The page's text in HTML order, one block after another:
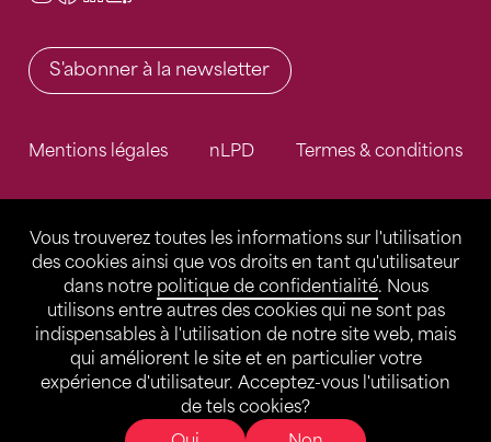
Vous trouverez toutes les informations sur l'utilisation
des cookies ainsi que vos droits en tant qu'utilisateur
dans notre politique de confidentialité. Nous
utilisons entre autres des cookies qui ne sont pas
indispensables à l'utilisation de notre site web, mais
qui améliorent le site et en particulier votre
expérience d'utilisateur. Acceptez-vous l'utilisation
de tels cookies?
S'abonner à la newsletter
Mentions légales nLPD Termes & conditions